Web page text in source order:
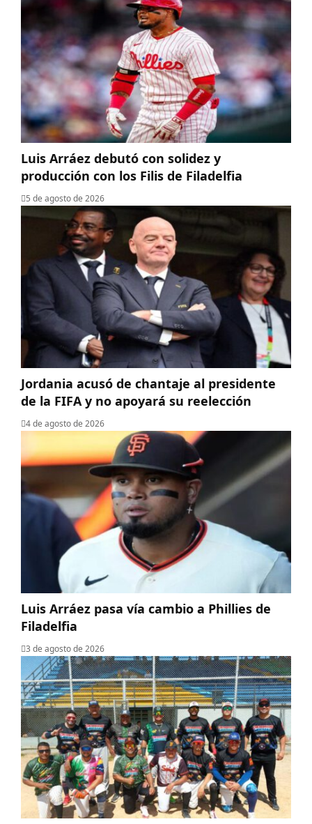
Luis Arráez debutó con solidez y
producción con los Filis de Filadelfia
5 de agosto de 2026
Jordania acusó de chantaje al presidente
de la FIFA y no apoyará su reelección
4 de agosto de 2026
Luis Arráez pasa vía cambio a Phillies de
Filadelfia
3 de agosto de 2026